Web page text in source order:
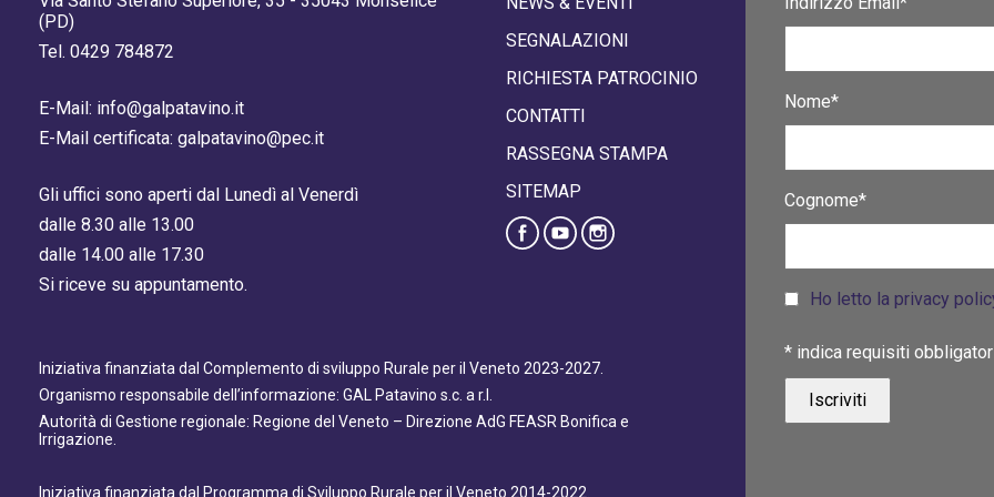
(PD)
Tel. 0429 784872
E-Mail: info@galpatavino.it
E-Mail certificata: galpatavino@pec.it
Gli uffici sono aperti dal Lunedì al Venerdì
dalle 8.30 alle 13.00
dalle 14.00 alle 17.30
Si riceve su appuntamento.
SEGNALAZIONI
RICHIESTA PATROCINIO
CONTATTI
RASSEGNA STAMPA
SITEMAP
Iniziativa finanziata dal Complemento di sviluppo Rurale per il Veneto 2023-2027.
Organismo responsabile dell’informazione: GAL Patavino s.c. a r.l.
Autorità di Gestione regionale: Regione del Veneto – Direzione AdG FEASR Bonifica e
Irrigazione.
Iniziativa finanziata dal Programma di Sviluppo Rurale per il Veneto 2014-2022.
Nome*
Cognome*
Ho letto la privacy
* indica requisiti